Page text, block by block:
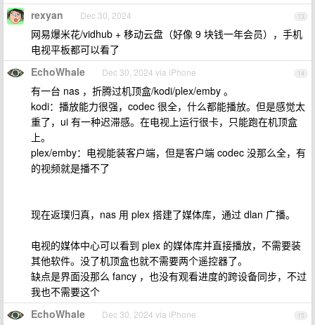
13
rexyan Dec 30, 2024
网易爆米花/vidhub + 移动云盘（好像 9 块钱一年会员），手机
电视平板都可以看了
14
EchoWhale Dec 30, 2024 via iPhone
有一台 nas ，折腾过机顶盒/kodi/plex/emby 。
kodi：播放能力很强，codec 很全，什么都能播放。但是感觉太
重了，ui 有一种迟滞感。在电视上运行很卡，只能跑在机顶盒
上。
plex/emby：电视能装客户端，但是客户端 codec 没那么全，有
的视频就是播不了
现在返璞归真，nas 用 plex 搭建了媒体库，通过 dlan 广播。
电视的媒体中心可以看到 plex 的媒体库并直接播放，不需要装
其他软件。没了机顶盒也就不需要两个遥控器了。
缺点是界面没那么 fancy ，也没有观看进度的跨设备同步，不过
我也不需要这个
15
EchoWhale Dec 30, 2024 via iPhone